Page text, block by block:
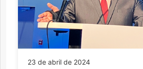
23 de abril de 2024